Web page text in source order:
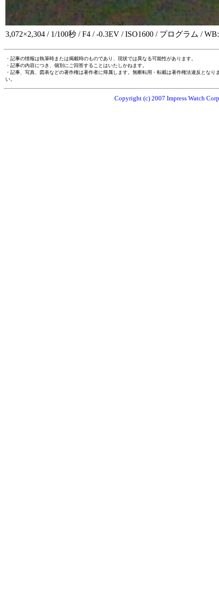
3,072×2,304 / 1/100秒 / F4 / -0.3EV / ISO1600 / プログラム /
・記事の情報は執筆時または掲載時のものであり、現状では異なる可能性があります。
・記事の内容につき、個別にご回答することはいたしかねます。
・記事、写真、図表などの著作権は著作者に帰属します。無断転用・転載は著作権法違反とな
い。
Copyright (c) 2007 Impress Watch